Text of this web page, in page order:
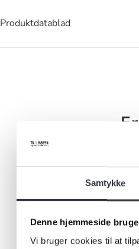
Samtykke
Denne hjemmeside
Vi bruger cookies til at
Produktdatablad